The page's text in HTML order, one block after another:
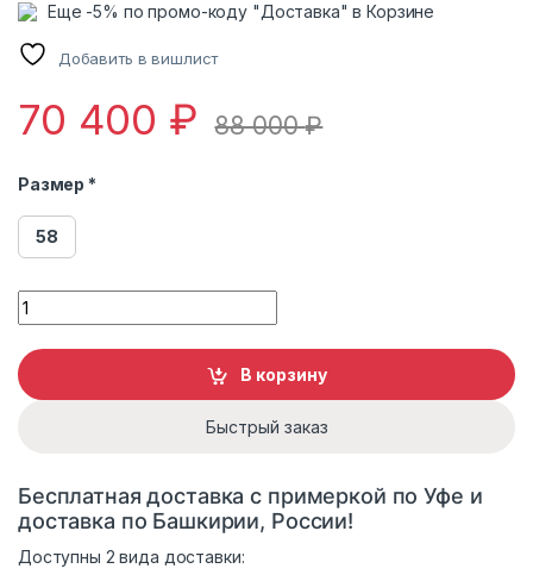
Еще -5% по промо-коду "Доставка" в Корзине
Добавить в вишлист
70 400 ₽ 88 000₽
Размер *
58
Дубленка из овчины Viva Dolce Vita 8188 quantity
В корзину
Быстрый заказ
Бесплатная доставка с примеркой по Уфе и
доставка по Башкирии, России!
Доступны 2 вида доставки: